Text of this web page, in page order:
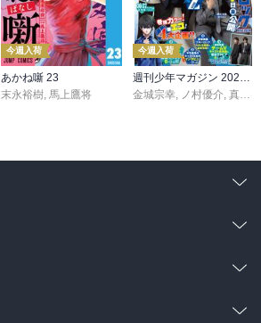
今週入荷
あかね噺 23
末永裕樹 馬上鷹将
今週入荷
金城宗幸
ノ村優介 真島ヒロ